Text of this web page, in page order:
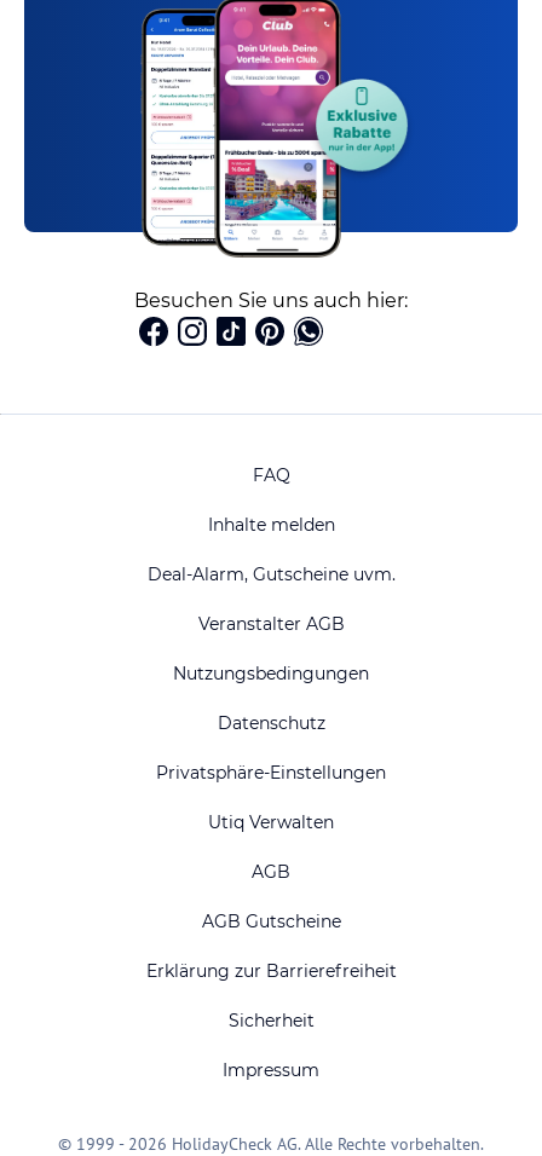
Besuchen Sie uns auch hier:
FAQ
Inhalte melden
Deal-Alarm, Gutscheine uvm.
Veranstalter AGB
Nutzungsbedingungen
Datenschutz
Privatsphäre-Einstellungen
Utiq Verwalten
AGB
AGB Gutscheine
Erklärung zur Barrierefreiheit
Sicherheit
Impressum
© 1999 - 2026 HolidayCheck AG. Alle Rechte vorbehalten.